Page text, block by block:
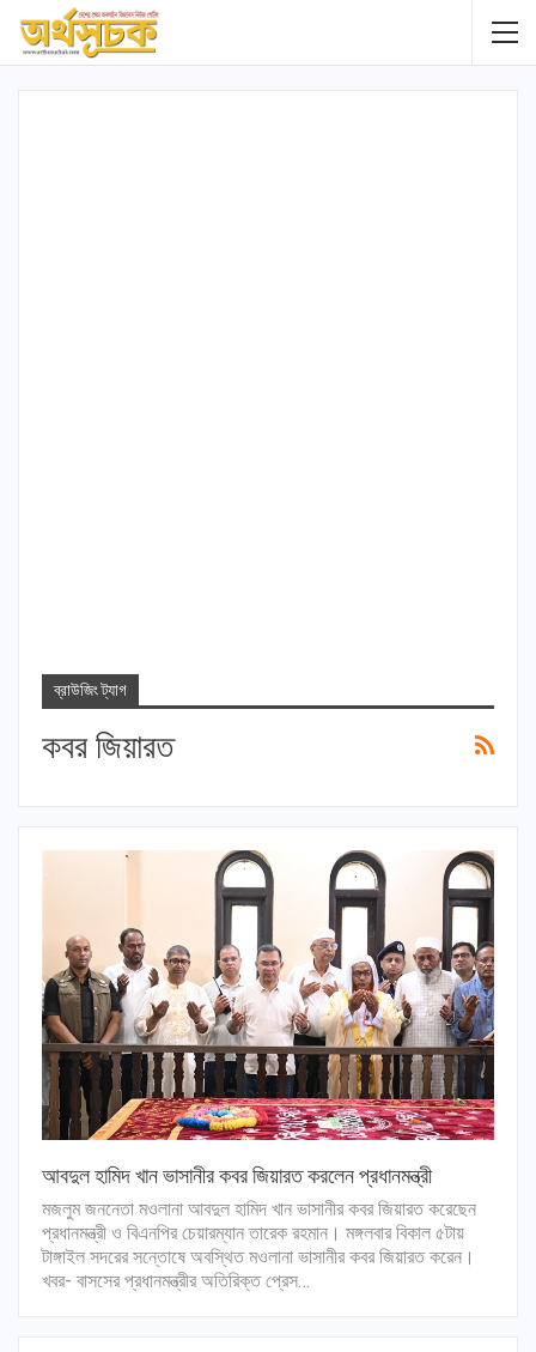
ব্রাউজিং ট্যাগ
কবর জিয়ারত
আবদুল হামিদ খান ভাসানীর কবর জিয়ারত করলেন প্রধানমন্ত্রী
মজলুম জননেতা মওলানা আবদুল হামিদ খান ভাসানীর কবর জিয়ারত করেছেন
প্রধানমন্ত্রী ও বিএনপির চেয়ারম্যান তারেক রহমান। মঙ্গলবার বিকাল ৫টায়
টাঙ্গাইল সদরের সন্তোষে অবস্থিত মওলানা ভাসানীর কবর জিয়ারত করেন।
খবর- বাসসের প্রধানমন্ত্রীর অতিরিক্ত প্রেস…